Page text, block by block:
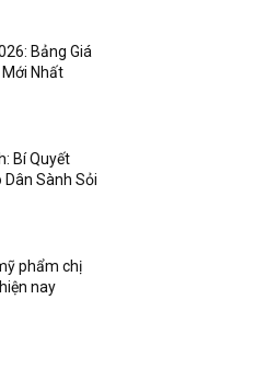
Bảng Giá
Mới Nhất
Bí Quyết
Dân Sành Sỏi
phẩm chị
nay